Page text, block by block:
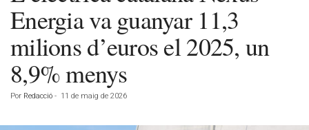
Energia va guanyar 11,3
milions d’euros el 2025, un
8,9% menys
Por Redacció - 11 de maig de 2026